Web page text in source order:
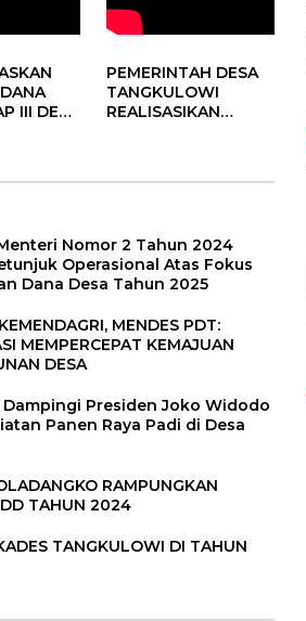
III DESA
PEMERINTAH DESA
TANGKULOWI
REALISASIKAN
Nomor 2 Tahun 2024
Operasional Atas Fokus
Dana Desa Tahun 2025
MENDES PDT:
MEMPERCEPAT KEMAJUAN
DESA
Dampingi Presiden Joko Widodo
Panen Raya Padi di Desa
RAMPUNGKAN
TAHUN 2024
TANGKULOWI DI TAHUN